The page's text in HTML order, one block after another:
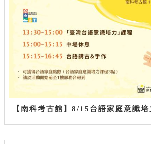
【南科考古館】8/15台語家庭意識培